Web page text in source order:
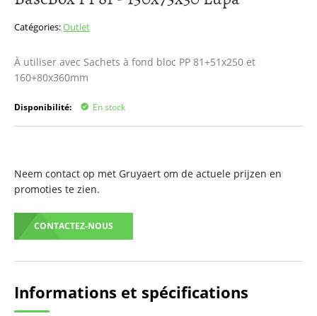
Catégories:Outlet
À utiliser avec Sachets à fond bloc PP 81+51x250 et
160+80x360mm
Disponibilité: En stock
Neem contact op met Gruyaert om de actuele prijzen en
promoties te zien.
CONTACTEZ-NOUS
de
d’images
Informations et spécifications